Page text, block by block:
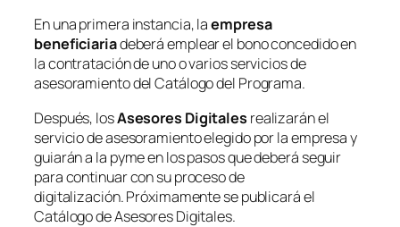
En una primera instancia, laempresa
beneficiariadeberá emplear el bono concedido en
la contratación de uno o varios servicios de
asesoramiento del Catálogo del Programa.
Después, losAsesores Digitales realizarán el
servicio de asesoramiento elegido por la empresa y
guiarán a la pyme en los pasos que deberá seguir
para continuar con su proceso de
digitalización. Próximamente se publicará el
Catálogo de Asesores Digitales.